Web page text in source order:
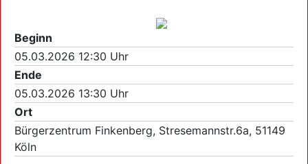
Beginn
05.03.2026 12:30 Uhr
Ende
05.03.2026 13:30 Uhr
Ort
Bürgerzentrum Finkenberg, Stresemannstr.6a, 51149
Köln